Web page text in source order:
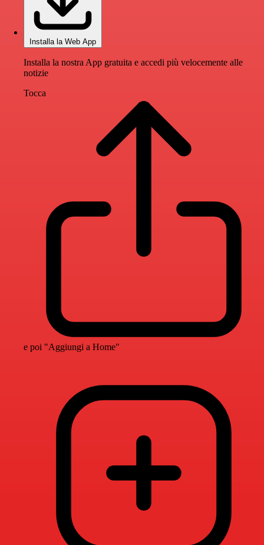
Installa la Web App
Installa la nostra App gratuita e accedi più velocemente alle
notizie
Tocca
e poi "Aggiungi a Home"